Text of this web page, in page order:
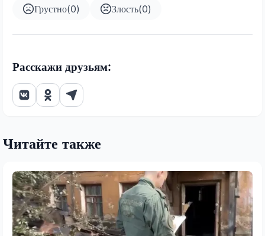
Грустно(0) Злость(0)
Расскажи друзьям:
Читайте также